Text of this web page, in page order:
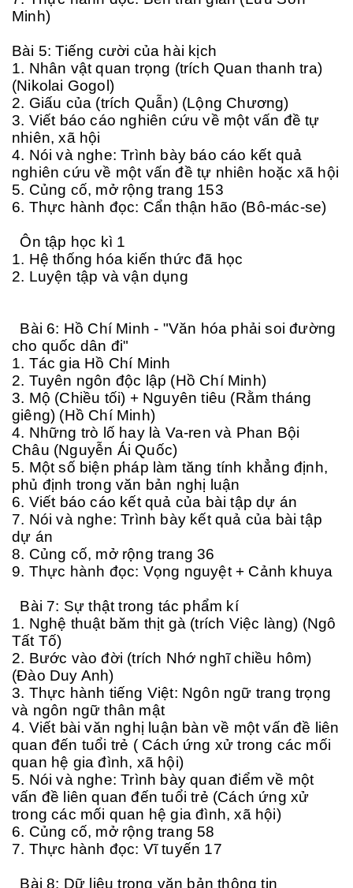
Minh)
Bài 5: Tiếng cười của hài kịch
1. Nhân vật quan trọng (trích Quan thanh tra)
(Nikolai Gogol)
2. Giấu của (trích Quẫn) (Lộng Chương)
3. Viết báo cáo nghiên cứu về một vấn đề tự
nhiên, xã hội
4. Nói và nghe: Trình bày báo cáo kết quả
nghiên cứu về một vấn đề tự nhiên hoặc xã hội
5. Củng cố, mở rộng trang 153
6. Thực hành đọc: Cẩn thận hão (Bô-mác-se)
Ôn tập học kì 1
1. Hệ thống hóa kiến thức đã học
2. Luyện tập và vận dụng
Bài 6: Hồ Chí Minh - "Văn hóa phải soi đường
cho quốc dân đi"
1. Tác gia Hồ Chí Minh
2. Tuyên ngôn độc lập (Hồ Chí Minh)
3. Mộ (Chiều tối) + Nguyên tiêu (Rằm tháng
giêng) (Hồ Chí Minh)
4. Những trò lố hay là Va-ren và Phan Bội
Châu (Nguyễn Ái Quốc)
5. Một số biện pháp làm tăng tính khẳng định,
phủ định trong văn bản nghị luận
6. Viết báo cáo kết quả của bài tập dự án
7. Nói và nghe: Trình bày kết quả của bài tập
dự án
8. Củng cố, mở rộng trang 36
9. Thực hành đọc: Vọng nguyệt + Cảnh khuya
Bài 7: Sự thật trong tác phẩm kí
1. Nghệ thuật băm thịt gà (trích Việc làng) (Ngô
Tất Tố)
2. Bước vào đời (trích Nhớ nghĩ chiều hôm)
(Đào Duy Anh)
3. Thực hành tiếng Việt: Ngôn ngữ trang trọng
và ngôn ngữ thân mật
4. Viết bài văn nghị luận bàn về một vấn đề liên
quan đến tuổi trẻ ( Cách ứng xử trong các mối
quan hệ gia đình, xã hội)
5. Nói và nghe: Trình bày quan điểm về một
vấn đề liên quan đến tuổi trẻ (Cách ứng xử
trong các mối quan hệ gia đình, xã hội)
6. Củng cố, mở rộng trang 58
7. Thực hành đọc: Vĩ tuyến 17
Bài 8: Dữ liệu trong văn bản thông tin